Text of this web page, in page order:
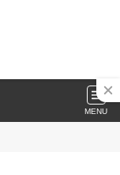
MENU